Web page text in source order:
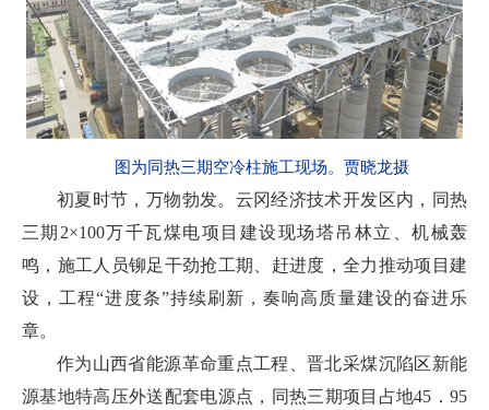
图为同热三期空冷柱施工现场。贾晓龙摄
初夏时节，万物勃发。云冈经济技术开发区内，同热
三期2×100万千瓦煤电项目建设现场塔吊林立、机械轰
鸣，施工人员铆足干劲抢工期、赶进度，全力推动项目建
设，工程“进度条”持续刷新，奏响高质量建设的奋进乐
章。
作为山西省能源革命重点工程、晋北采煤沉陷区新能
源基地特高压外送配套电源点，同热三期项目占地45．95